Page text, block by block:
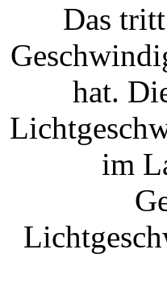
Das
hat.
im